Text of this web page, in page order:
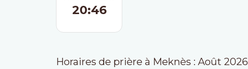
20:46
Horaires de prière à Meknès : Août 2026